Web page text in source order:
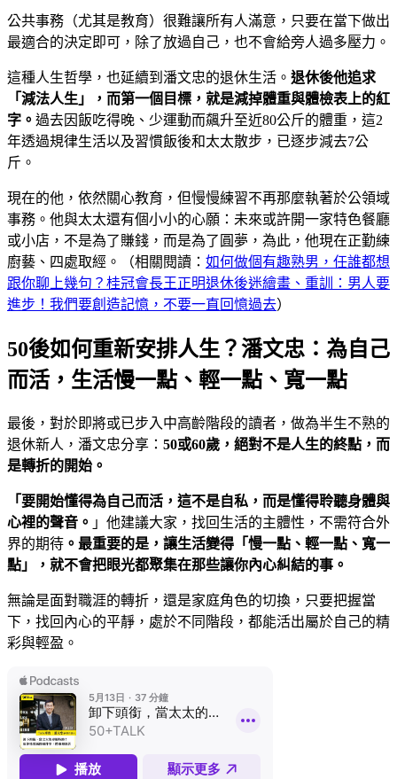
公共事務（尤其是教育）很難讓所有人滿意，只要在當下做出
最適合的決定即可，除了放過自己，也不會給旁人過多壓力。
這種人生哲學，也延續到潘文忠的退休生活。 退休後他追求
「減法人生」，而第一個目標，就是減掉體重與體檢表上的紅
字。 過去因飯吃得晚、少運動而飆升至近80公斤的體重，這2
年透過規律生活以及習慣飯後和太太散步，已逐步減去7公
斤。
現在的他，依然關心教育，但慢慢練習不再那麼執著於公領域
事務。他與太太還有個小小的心願：未來或許開一家特色餐廳
或小店，不是為了賺錢，而是為了圓夢，為此，他現在正勤練
廚藝、四處取經。（相關閱讀： 如何做個有趣熟男，任誰都想
跟你聊上幾句？桂冠會長王正明退休後迷繪畫、重訓：男人要
進步！我們要創造記憶，不要一直回憶過去）
50後如何重新安排人生？潘文忠：為自己
而活，生活慢一點、輕一點、寬一點
最後，對於即將或已步入中高齡階段的讀者，做為半生不熟的
退休新人，潘文忠分享： 50或60歲，絕對不是人生的終點，而
是轉折的開始。
「要開始懂得為自己而活，這不是自私，而是懂得聆聽身體與
心裡的聲音。 」他建議大家，找回生活的主體性，不需符合外
界的期待 。最重要的是，讓生活變得「慢一點、輕一點、寬一
點」，就不會把眼光都聚集在那些讓你內心糾結的事。
無論是面對職涯的轉折，還是家庭角色的切換，只要把握當
下，找回內心的平靜，處於不同階段，都能活出屬於自己的精
彩與輕盈。